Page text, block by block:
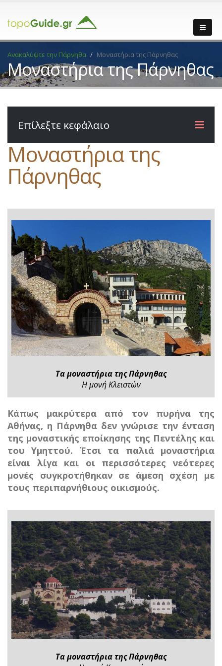
Ανακαλύψτε την Πάρνηθα Μοναστήρια της Πάρνηθας
Μοναστήρια της Πάρνηθας
Επίλεξτε κεφάλαιο
Μοναστήρια της
Πάρνηθας
Τα μοναστήρια της Πάρνηθας
Η μονή Κλειστών
Κάπως μακρύτερα από τον πυρήνα της
Αθήνας, η Πάρνηθα δεν γνώρισε την ένταση
της μοναστικής εποίκησης της Πεντέλης και
του Υμηττού. Έτσι τα παλιά μοναστήρια
είναι λίγα και οι περισσότερες νεότερες
μονές συγκροτήθηκαν σε άμεση σχέση με
τους περιπαρνήθιους οικισμούς.
Τα μοναστήρια της Πάρνηθας